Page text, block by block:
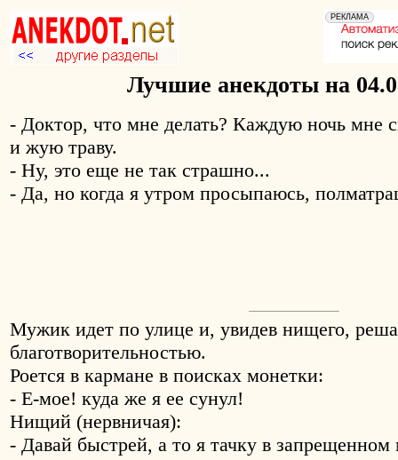
Лучшие анекдоты на
- Доктор, что мне делать? Каждую ночь мне
и жую траву.
- Ну, это еще не так страшно...
- Да, но когда я утром просыпаюсь,
Мужик идет по улице и, увидев нищего,
благотворительностью.
Роется в кармане в поисках монетки:
- Е-мое! куда же я ее сунул!
Нищий (нервничая):
- Давай быстрей, а то я тачку в запрещенном